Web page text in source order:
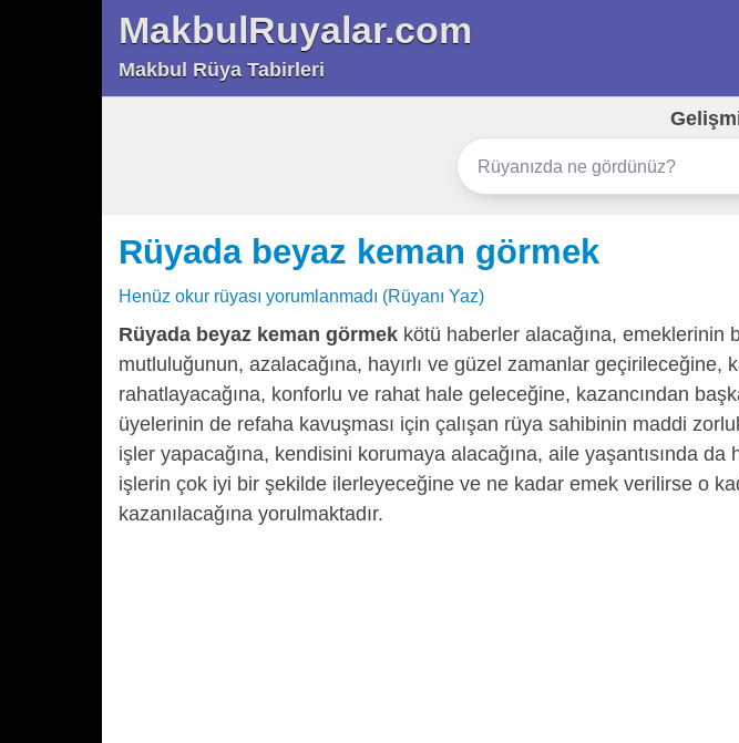
MakbulRuyalar.com
Makbul Rüya Tabirleri
Rüyada beyaz keman görmek
Henüz okur rüyası yorumlanmadı (Rüyanı Yaz)
Rüyada beyaz keman görmek kötü haberler alacağına, emeklerinin
mutluluğunun, azalacağına, hayırlı ve güzel zamanlar geçirileceğine,
rahatlayacağına, konforlu ve rahat hale geleceğine, kazancından
üyelerinin de refaha kavuşması için çalışan rüya sahibinin maddi
işler yapacağına, kendisini korumaya alacağına, aile yaşantısında
işlerin çok iyi bir şekilde ilerleyeceğine ve ne kadar emek verilirse o
kazanılacağına yorulmaktadır.